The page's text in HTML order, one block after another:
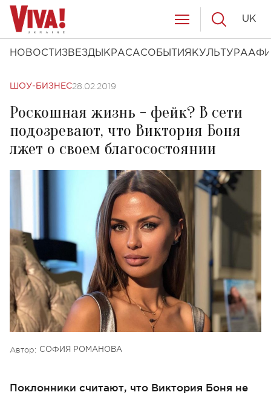
НОВОСТИ ЗВЕЗДЫ КРАСАСОБЫТИЯ КУЛЬТУРА
UK
ШОУ-БИЗНЕС28.02.2019
Роскошная жизнь - фейк? В сети
подозревают, что Виктория Боня
лжет о своем благосостоянии
Автор: СОФИЯ РОМАНОВА
Поклонники считают, что Виктория Боня не